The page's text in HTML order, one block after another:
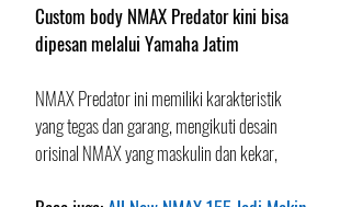
Custom body NMAX Predator kini bisa
dipesan melalui Yamaha Jatim
NMAX Predator ini memiliki karakteristik
yang tegas dan garang, mengikuti desain
orisinal NMAX yang maskulin dan kekar,